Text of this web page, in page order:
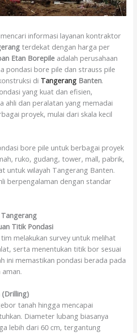
informasi layanan kontraktor
terdekat dengan harga per
Etan Borepile adalah perusahaan
pondasi bore pile dan strauss pile
di Tangerang Banten.
yang kuat dan efisien,
ahli dan peralatan yang memadai
proyek, mulai dari skala kecil
bore pile untuk berbagai proyek
ruko, gudang, tower, mall, pabrik,
untuk wilayah Tangerang Banten.
berpengalaman dengan standar
Tangerang
Titik Pondasi
melakukan survey untuk melihat
serta menentukan titik bor sesuai
ini memastikan pondasi berada pada
(Drilling)
tanah hingga mencapai
Diameter lubang biasanya
lebih dari 60 cm, tergantung